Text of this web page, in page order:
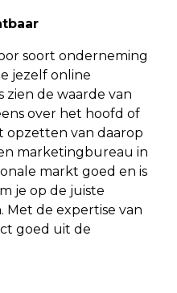
soort onderneming
jezelf online
zien de waarde van
over het hoofd of
opzetten van daarop
marketingbureau in
markt goed en is
je op de juiste
Met de expertise van
goed uit de